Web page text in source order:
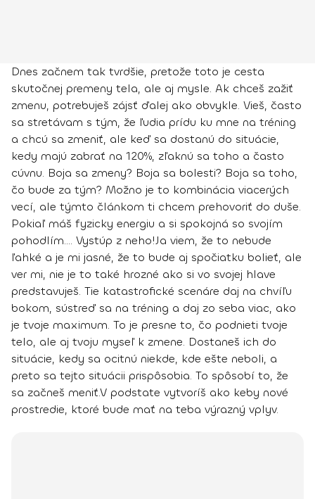
Dnes začnem tak tvrdšie, pretože toto je cesta
skutočnej premeny tela, ale aj mysle. Ak chceš zažiť
zmenu, potrebuješ zájsť ďalej ako obvykle. Vieš, často
sa stretávam s tým, že ľudia prídu ku mne na tréning
a chcú sa zmeniť, ale keď sa dostanú do situácie,
kedy majú zabrať na 120%, zľaknú sa toho a často
cúvnu. Boja sa zmeny? Boja sa bolesti? Boja sa toho,
čo bude za tým? Možno je to kombinácia viacerých
vecí, ale týmto článkom ti chcem prehovoriť do duše.
Pokiaľ máš fyzicky energiu a si spokojná so svojím
pohodlím.... Vystúp z neho!Ja viem, že to nebude
ľahké a je mi jasné, že to bude aj spočiatku bolieť, ale
ver mi, nie je to také hrozné ako si vo svojej hlave
predstavuješ. Tie katastrofické scenáre daj na chvíľu
bokom, sústreď sa na tréning a daj zo seba viac, ako
je tvoje maximum. To je presne to, čo podnieti tvoje
telo, ale aj tvoju myseľ k zmene. Dostaneš ich do
situácie, kedy sa ocitnú niekde, kde ešte neboli, a
preto sa tejto situácii prispôsobia. To spôsobí to, že
sa začneš meniť.V podstate vytvoríš ako keby nové
prostredie, ktoré bude mať na teba výrazný vplyv.